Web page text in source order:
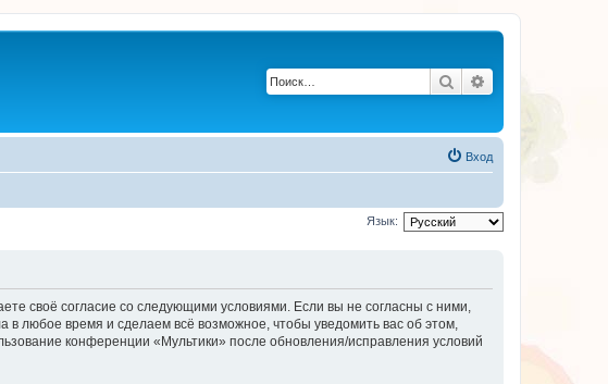
Поиск
Вход
Язык:
своё согласие со следующими условиями. Если вы не согласны с ними,
любое время и сделаем всё возможное, чтобы уведомить вас об этом,
конференции «Мультики» после обновления/исправления условий